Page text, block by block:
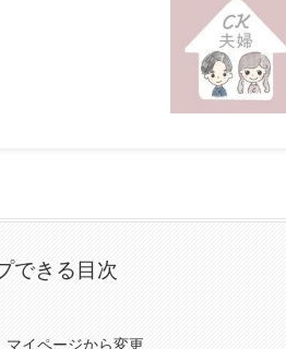
できる目次
イページから変更